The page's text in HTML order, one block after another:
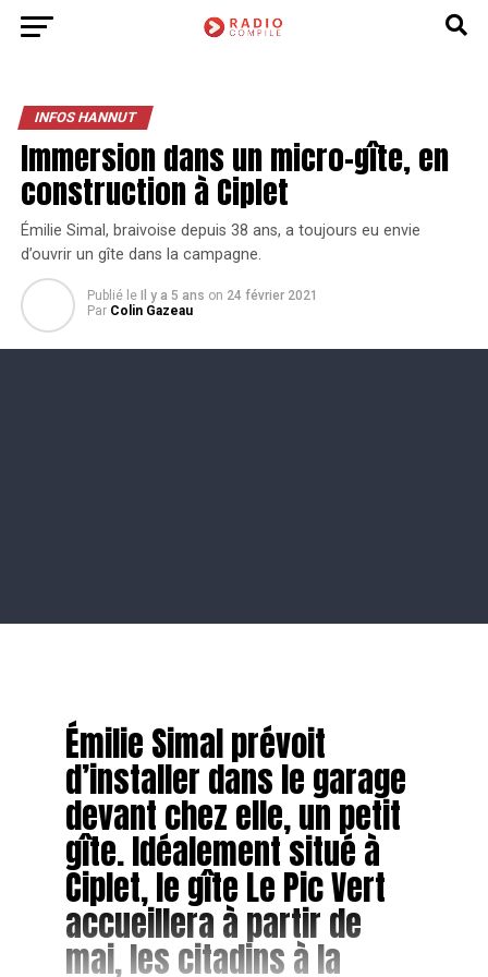
INFOS HANNUT
Immersion dans un micro-gîte, en
construction à Ciplet
Émilie Simal, braivoise depuis 38 ans, a toujours eu envie
d’ouvrir un gîte dans la campagne.
Publié le Il y a 5 ans on 24 février 2021
Par Colin Gazeau
Émilie Simal prévoit
d’installer dans le garage
devant chez elle, un petit
gîte. Idéalement situé à
Ciplet, le gîte Le Pic Vert
accueillera à partir de
mai, les citadins à la